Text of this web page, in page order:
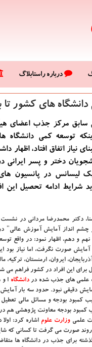
درباره راستابلاگ
دانشگاه های
سابق مركز جذب اعضای
توسعه كمی دانشگاه
نیاز اتفاق افتاد، اظهار
دختر و پسر ایرانی
لیسانس در پانسیون
شرایط ادامه تحصیل این
دكتر محمدرضا مردانی در
چشم انداز آمایش آموزش عالی"
و دهم، اظهار نمود: در واقع
صورت نگرفت، اما نیاز بود
ایروان، ارمنستان،
برای این افراد در كشور فراهم می
علمی های جذب شده دردانشگاه‌ ا
دقیقی نبود. حدود سه بار
سبب كمبود بودجه و مسائل مالی
كمبود بودجه معاونت پژوهشی هم
علمیوزارت علوم اشاره كرد:
صورت می گرفت تا كسانی كه
گذشته برای جذب در دانشگاه ها